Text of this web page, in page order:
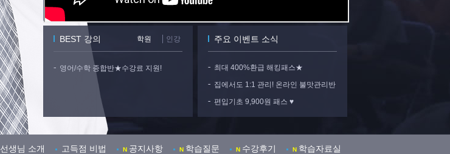
선생님 소개 고득점 비법 N 공지사항 N 학습질문 N 수강후기 N 학습자료실
BEST 강의 학원
영어/수학 종합반★수강료 지원!
인강 주요 이벤트 소식
최대 400%환급 해킹패스★
집에서도 1:1 관리! 온라인 불맛관리반
편입기초 9,900원 패스 ♥